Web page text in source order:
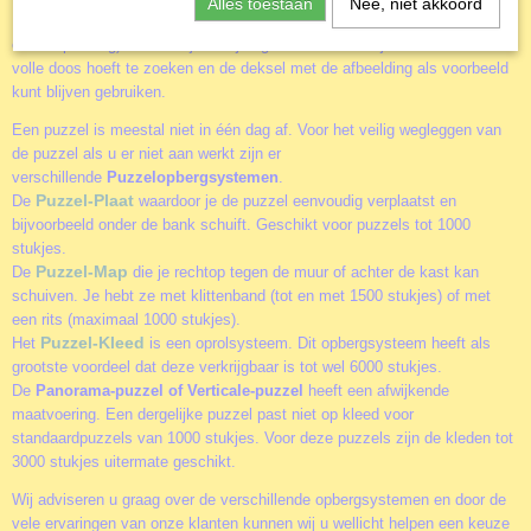
Een basis accessoire is het puzzel-sorteerbakje
een verpakking). Alle stukjes netjes gesorteerd zodat je deze niet in een
volle doos hoeft te zoeken en de deksel met de afbeelding als voorbeeld
kunt blijven gebruiken.
Een puzzel is meestal niet in één dag af. Voor het veilig wegleggen van
de puzzel als u er niet aan werkt zijn er
verschillende Puzzelopbergsystemen.
De Puzzel-Plaat waardoor je de puzzel eenvoudig verplaatst en
bijvoorbeeld onder de bank schuift. Geschikt voor puzzels tot 1000
stukjes.
De Puzzel-Map die je rechtop tegen de muur of achter de kast kan
schuiven. Je hebt ze met klittenband (tot en met 1500 stukjes) of met
een rits (maximaal 1000 stukjes).
Het Puzzel-Kleed is een oprolsysteem. Dit opbergsysteem heeft als
grootste voordeel dat deze verkrijgbaar is tot wel 6000 stukjes.
De Panorama-puzzel of Verticale-puzzel
heeft een afwijkende
maatvoering. Een dergelijke puzzel past niet op kleed voor
standaardpuzzels van 1000 stukjes. Voor deze puzzels zijn de kleden tot
3000 stukjes uitermate geschikt.
Wij adviseren u graag over de verschillende opbergsystemen en door de
vele ervaringen van onze klanten kunnen wij u wellicht helpen een keuze